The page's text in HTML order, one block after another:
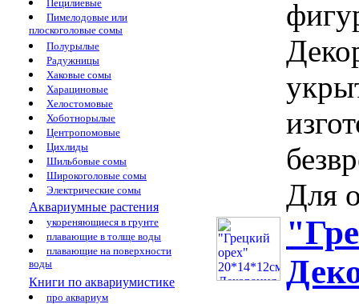
Пецилиевые
Пимелодовые или
плоскоголовые сомы
Полурылые
Радужницы
Хаковые сомы
Харациновые
Хелостомовые
Хоботнорылые
Центропомовые
Цихлиды
Шильбовые сомы
Широкоголовые сомы
Электрические сомы
Аквариумные растения
укореняющиеся в грунте
плавающие в толще воды
плавающие на поверхности
воды
Книги по аквариумистике
про аквариум
Для